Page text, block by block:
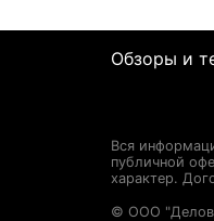
Обзоры и
Вся
публичной
характер.
© ООО